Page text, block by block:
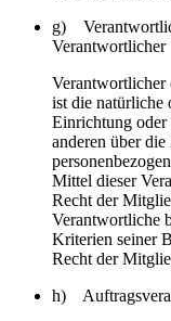
g)
Verantwortlicher
Verantwortlicher
ist die natürliche
Einrichtung oder
anderen über
Mittel dieser
Recht der
Verantwortliche
Kriterien seiner
Recht der
h)